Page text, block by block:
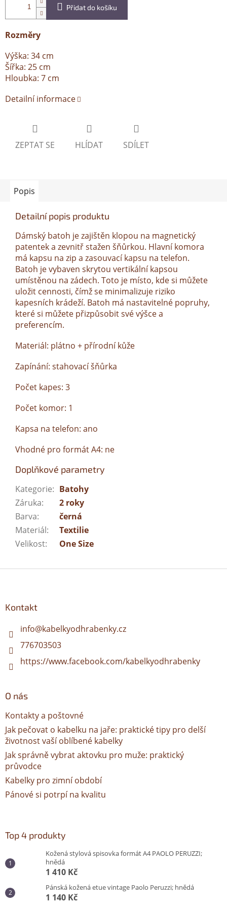
Přidat do košíku
Rozměry
Výška: 34 cm
Šířka: 25 cm
Hloubka: 7 cm
Detailní informace
ZEPTAT SE HLÍDAT SDÍLET
Popis
Detailní popis produktu
Dámský batoh je zajištěn klopou na magnetický
patentek a zevnitř stažen šňůrkou. Hlavní komora
má kapsu na zip a zasouvací kapsu na telefon.
Batoh je vybaven skrytou vertikální kapsou
umístěnou na zádech. Toto je místo, kde si můžete
uložit cennosti, čímž se minimalizuje riziko
kapesních krádeží. Batoh má nastavitelné popruhy,
které si můžete přizpůsobit své výšce a
preferencím.
Materiál: plátno + přírodní kůže
Zapínání: stahovací šňůrka
Počet kapes: 3
Počet komor: 1
Kapsa na telefon: ano
Vhodné pro formát A4: ne
Doplňkové parametry
Kategorie: Batohy
Záruka:
2 roky
Barva:
černá
Materiál:
Textilie
Velikost: One Size
Kontakt
info@kabelkyodhrabenky.cz
776703503
https://www.facebook.com/kabelkyodhrabenky
O nás
Kontakty a poštovné
Jak pečovat o kabelku na jaře: praktické tipy pro delší
životnost vaší oblíbené kabelky
Jak správně vybrat aktovku pro muže: praktický
průvodce
Kabelky pro zimní období
Pánové si potrpí na kvalitu
Top 4 produkty
Kožená stylová spisovka formát A4 PAOLO PERUZZI;
hnědá
1 410 Kč
Pánská kožená etue vintage Paolo Peruzzi; hnědá
1 140 Kč